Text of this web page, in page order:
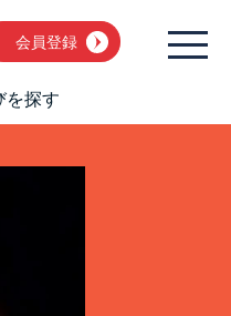
会員登録
を探す